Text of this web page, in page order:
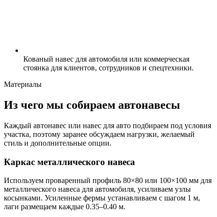
Кованый навес для автомобиля или коммерческая
стоянка для клиентов, сотрудников и спецтехники.
Материалы
Из чего мы собираем автонавесы
Каждый автонавес или навес для авто подбираем под условия
участка, поэтому заранее обсуждаем нагрузки, желаемый
стиль и дополнительные опции.
Каркас металлического навеса
Используем проваренный профиль 80×80 или 100×100 мм для
металлического навеса для автомобиля, усиливаем узлы
косынками. Усиленные фермы устанавливаем с шагом 1 м,
лаги размещаем каждые 0.35–0.40 м.